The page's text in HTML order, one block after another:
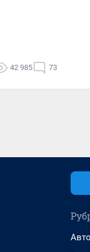
42 985 73
Авто